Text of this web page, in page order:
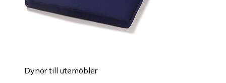
Dynor till utemöbler